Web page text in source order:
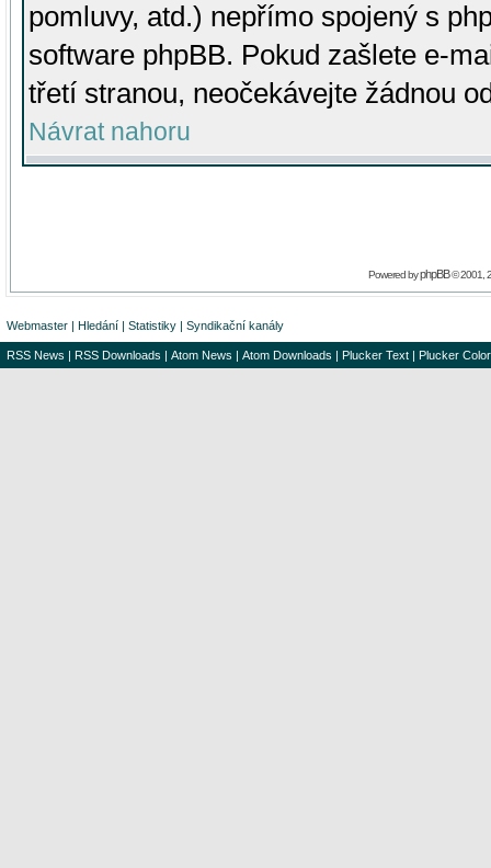
pomluvy, atd.) nepřímo spojený s
software phpBB. Pokud zašlete e-
třetí stranou, neočekávejte žádnou
Návrat nahoru
Powered byphpBB© 2001,
Webmaster | Hledání | Statistiky | Syndikační kanály
RSS News | RSS Downloads | Atom News | Atom Downloads | Plucker Text | Plucker Color